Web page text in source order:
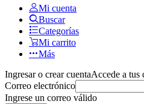
Mi cuenta
Buscar
Categorías
Mi carrito
Más
Ingresar o crear cuentaAccede a tus
Correo electrónico
Ingrese un correo válido